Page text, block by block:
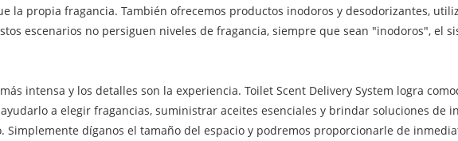
la propia fragancia. También ofrecemos productos inodoros y desodorizantes,
escenarios no persiguen niveles de fragancia, siempre que sean "inodoros", el
intensa y los detalles son la experiencia. Toilet Scent Delivery System logra
a elegir fragancias, suministrar aceites esenciales y brindar soluciones de
díganos el tamaño del espacio y podremos proporcionarle de